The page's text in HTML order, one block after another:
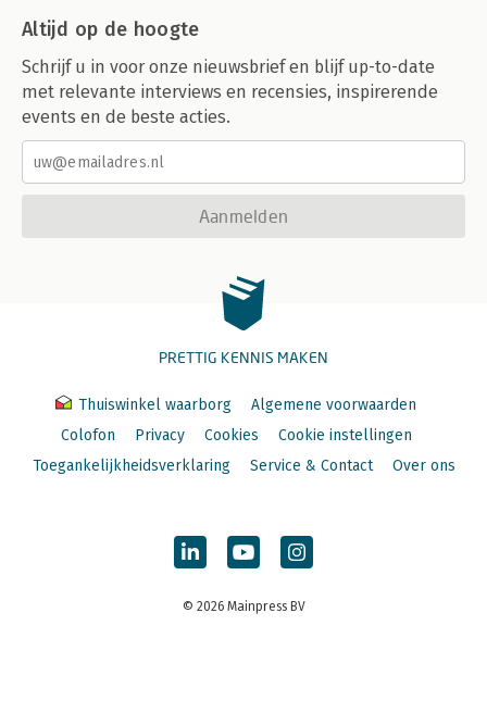
Altijd op de hoogte
Schrijf u in voor onze nieuwsbrief en blijf up-to-date
met relevante interviews en recensies, inspirerende
events en de beste acties.
Aanmelden
PRETTIG KENNIS MAKEN
Thuiswinkel waarborg
Algemene voorwaarden
Colofon
Privacy Cookies
Cookie instellingen
Toegankelijkheidsverklaring
Service & Contact Over ons
© 2026 Mainpress BV